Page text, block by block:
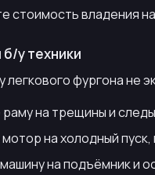
стоимость владения
у техники
фургона не
на трещины и
на холодный
на подъёмник и